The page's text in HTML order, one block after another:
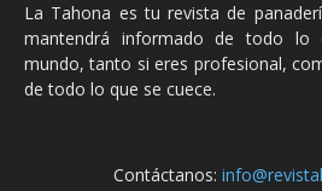
La Tahona es tu revista de
mantendrá informado de todo
mundo, tanto si eres profesional,
de todo lo que se cuece.
Contáctanos: